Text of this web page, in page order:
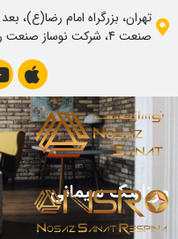
تهران، بزرگراه امام رضا(ع)،
صنعت 4، شرکت نوساز صنعت رسپینا
موزاییک سیمانی